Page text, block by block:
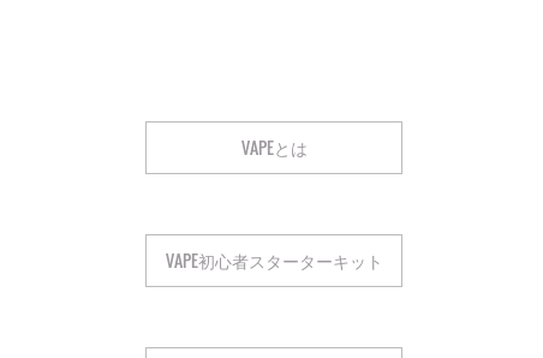
VAPEとは
VAPE初心者スターターキット